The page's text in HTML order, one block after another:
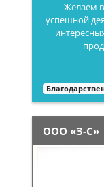
Желаем
успешной
ООО «З-С»